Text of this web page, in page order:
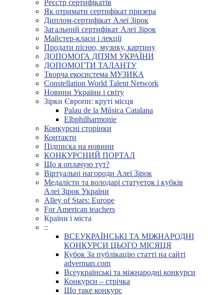
Реєстр сертифікатів
Як отримати сертифікат призера
Диплом-сертифікат Алеї Зірок
Загальний сертифікат Алеї Зірок
Майстер-класи і лекції
Продати пісню, музику, картину
ДОПОМОГА ДІТЯМ УКРАЇНИ
ДОПОМОГТИ ТАЛАНТУ
Творча екосистема МУЗИКА
Constellation World Talent Network
Новини України і світу
Зірки Європи: круті місця
Palau de la Música Catalana
Elbphilharmonie
Конкурсні сторінки
Контакти
Підписка на новини
КОНКУРСНИЙ ПОРТАЛ
Що я оплачую тут?
Віртуальні нагороди Алеї Зірок
Медалісти та володарі статуеток і кубків
Алеї Зірок України
Alley of Stars: Europe
For American teachers
Країни і міста
::
ВСЕУКРАЇНСЬКІ ТА МІЖНАРОДНІ
КОНКУРСИ ЦЬОГО МІСЯЦЯ
Кубок За публікацію статті на сайті
adverman.com
Всеукраїнські та міжнародні конкурси
Конкурси – стрічка
Що таке конкурс